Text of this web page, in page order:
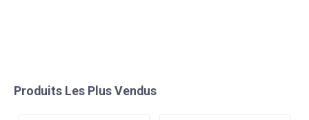
Produits Les Plus Vendus